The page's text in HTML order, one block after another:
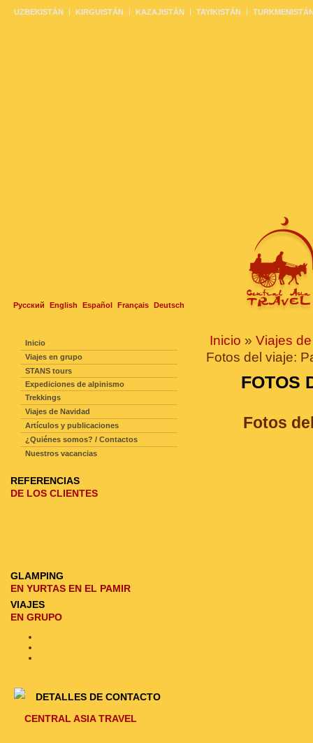
Русский English Español Français Deutsch
UZBEKISTÁN KIRGUISTÁN KAZAJISTÁN TAYIKISTÁN
Inicio » Viajes
Fotos del viaje:
FOTOS
Fotos
Inicio
Viajes en grupo
STANS tours
Expediciones de alpinismo
Trekkings
Viajes de Navidad
Artículos y publicaciones
¿Quiénes somos? / Contactos
Nuestros vacancias
REFERENCIAS
DE LOS CLIENTES
GLAMPING
EN YURTAS EN EL PAMIR
VIAJES
EN GRUPO
DETALLES DE CONTACTO
CENTRAL ASIA TRAVEL